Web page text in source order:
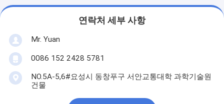
연락처 세부 사항
Mr. Yuan
0086 152 2428 5781
NO.5A-5,6#요성시 동창푸구 서안교통대학 과학기술원
건물